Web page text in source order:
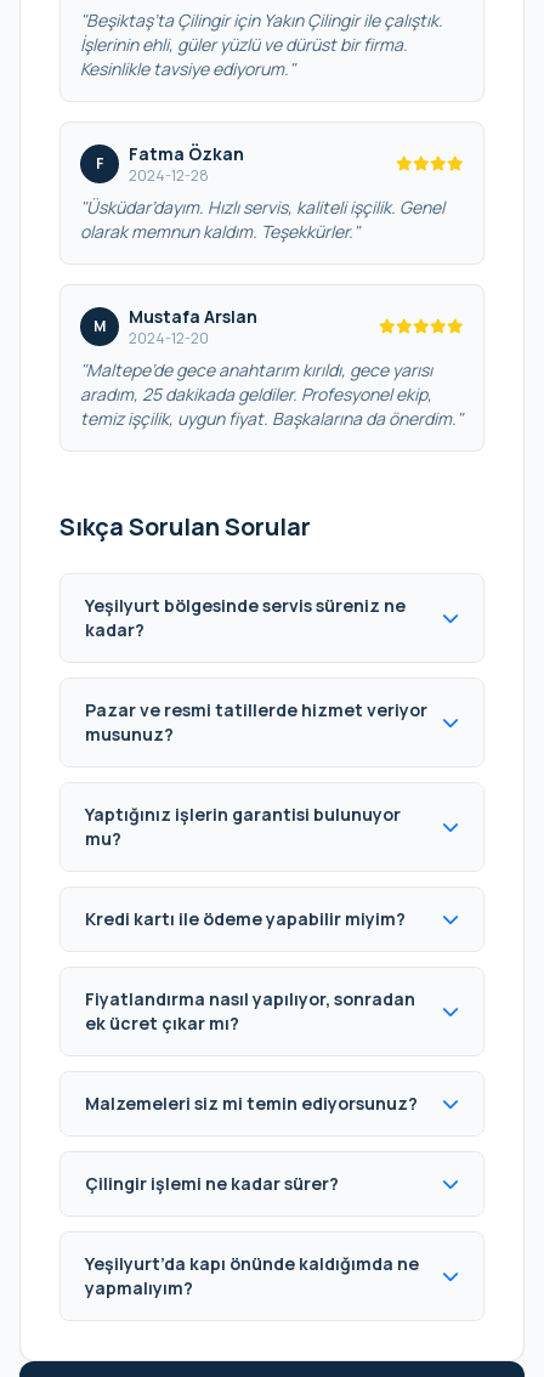
"Beşiktaş’ta Çilingir için Yakın Çilingir ile çalıştık.
İşlerinin ehli, güler yüzlü ve dürüst bir firma.
Kesinlikle tavsiye ediyorum."
F Fatma Özkan
2024-12-28
"Üsküdar’dayım. Hızlı servis, kaliteli işçilik. Genel
olarak memnun kaldım. Teşekkürler."
M Mustafa Arslan
2024-12-20
"Maltepe’de gece anahtarım kırıldı, gece yarısı
aradım, 25 dakikada geldiler. Profesyonel ekip,
temiz işçilik, uygun fiyat. Başkalarına da önerdim."
Sıkça Sorulan Sorular
Yeşilyurt bölgesinde servis süreniz ne
kadar?
Pazar ve resmi tatillerde hizmet veriyor
musunuz?
Yaptığınız işlerin garantisi bulunuyor
mu?
Kredi kartı ile ödeme yapabilir miyim?
Fiyatlandırma nasıl yapılıyor, sonradan
ek ücret çıkar mı?
Malzemeleri siz mi temin ediyorsunuz?
Çilingir işlemi ne kadar sürer?
Yeşilyurt’da kapı önünde kaldığımda ne
yapmalıyım?